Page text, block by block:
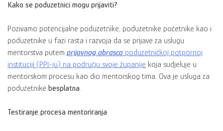
Kako se poduzetnici mogu prijaviti?
Pozivamo potencijalne poduzetnike, poduzetnike početnike kao i
poduzetnike u fazi rasta i razvoja da se prijave za uslugu
mentorstva putem prijavnog obrasca poduzetničkoj potpornoj
instituciji (PPI-ju) na području svoje županije koja sudjeluje u
mentorskom procesu kao dio mentorskog tima. Ova je usluga za
poduzetnike besplatna.
Testiranje procesa mentoriranja